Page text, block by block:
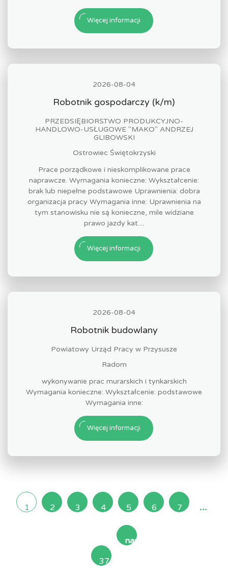
Więcej informacji
2026-08-04
Robotnik gospodarczy (k/m)
PRZEDSIĘBIORSTWO PRODUKCYJNO-
HANDLOWO-USŁUGOWE "MAKO" ANDRZEJ
GLIBOWSKI
Ostrowiec Świętokrzyski
Prace porządkowe i nieskomplikowane prace
naprawcze. Wymagania konieczne: Wykształcenie:
brak lub niepełne podstawowe Uprawnienia: dobra
organizacja pracy Wymagania inne: Uprawnienia na
tym stanowisku nie są konieczne, mile widziane
prawo jazdy kat....
Więcej informacji
2026-08-04
Robotnik budowlany
Powiatowy Urząd Pracy w Przysusze
Radom
wykonywanie prac murarskich i tynkarskich
Wymagania konieczne: Wykształcenie: podstawowe
Wymagania inne:
Więcej informacji
1 2 3 4 5 6 7 ...
37
następna